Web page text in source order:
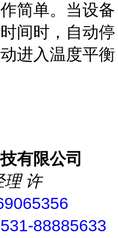
简单。当设备
间时，自动停
进入温度平衡
有限公司
理 许
88885633